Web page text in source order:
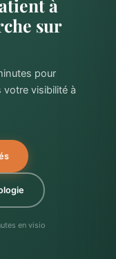
à
sur
pour
visibilité à
en visio